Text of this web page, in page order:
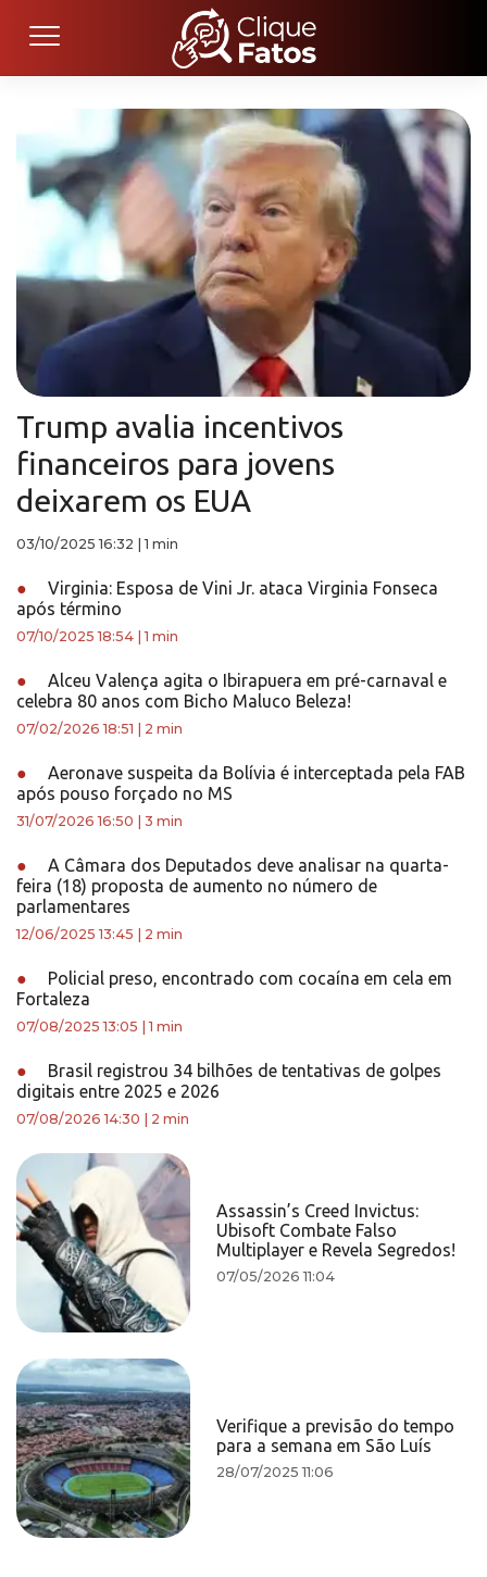
Trump avalia incentivos
financeiros para jovens
deixarem os EUA
03/10/2025 16:32 |1 min
●
Virginia: Esposa de Vini Jr. ataca Virginia Fonseca
após término
07/10/2025 18:54 |1 min
●
Alceu Valença agita o Ibirapuera em pré-carnaval e
celebra 80 anos com Bicho Maluco Beleza!
07/02/2026 18:51 2 min
●
Aeronave suspeita da Bolívia é interceptada pela FAB
após pouso forçado no MS
31/07/2026 16:50 3 min
●
A Câmara dos Deputados deve analisar na quarta-
feira (18) proposta de aumento no número de
parlamentares
12/06/2025 13:45 2 min
●
Policial preso, encontrado com cocaína em cela em
Fortaleza
07/08/2025 13:05 |1 min
●
Brasil registrou 34 bilhões de tentativas de golpes
digitais entre 2025 e 2026
07/08/2026 14:30 2 min
Assassin’s Creed Invictus:
Ubisoft Combate Falso
Multiplayer e Revela Segredos!
07/05/2026 11:04
Verifique a previsão do tempo
para a semana em São Luís
28/07/2025 11:06